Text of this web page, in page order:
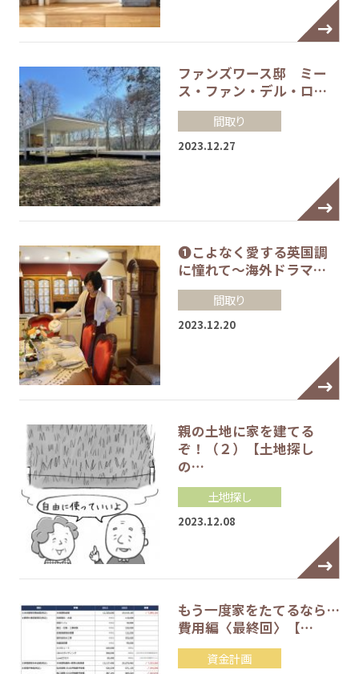
ファンズワース邸 ミー
ス・ファン・デル・ロ…
間取り
2023.12.27
❶こよなく愛する英国調
に憧れて～海外ドラマ…
間取り
2023.12.20
親の土地に家を建てる
ぞ！（２）【土地探し
の…
土地探し
2023.12.08
もう一度家をたてるなら…
費用編〈最終回〉【…
資金計画